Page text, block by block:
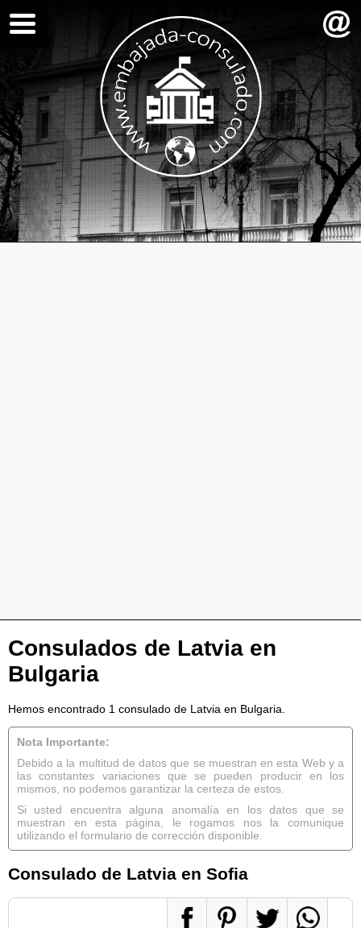
Consulados de Latvia en
Bulgaria
Hemos encontrado 1 consulado de Latvia en Bulgaria.
Nota Importante:
Debido a la multitud de datos que se muestran en esta Web y a
las constantes variaciones que se pueden producir en los
mismos, no podemos garantizar la certeza de estos.
Si usted encuentra alguna anomalía en los datos que se
muestran en esta página, le rogamos nos la comunique
utilizando el formulario de corrección disponible.
Consulado de Latvia en Sofia